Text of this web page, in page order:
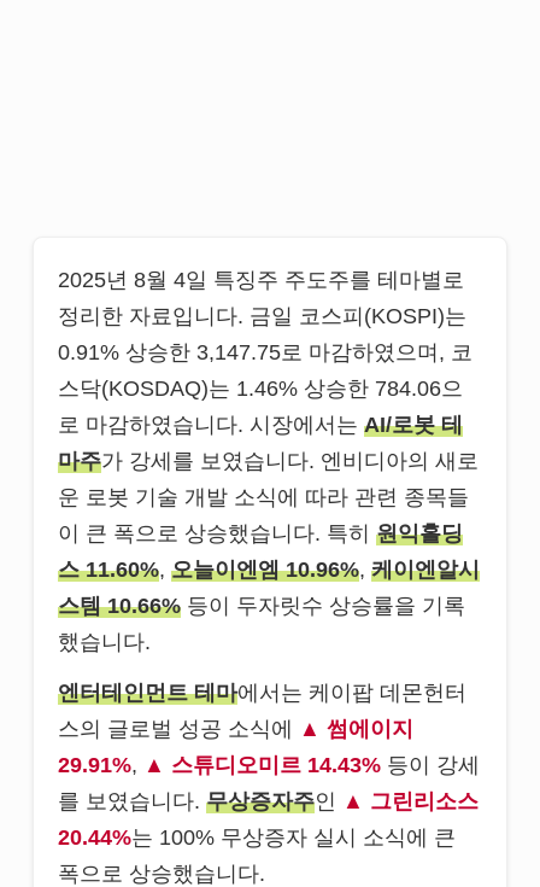
2025년 8월 4일 특징주 주도주를 테마별로
정리한 자료입니다. 금일 코스피(KOSPI)는
0.91% 상승한 3,147.75로 마감하였으며, 코
스닥(KOSDAQ)는 1.46% 상승한 784.06으
로 마감하였습니다. 시장에서는 AI/로봇 테
마주가 강세를 보였습니다. 엔비디아의 새로
운 로봇 기술 개발 소식에 따라 관련 종목들
이 큰 폭으로 상승했습니다. 특히 원익홀딩
스 11.60%, 오늘이엔엠 10.96%, 케이엔알시
스템 10.66% 등이 두자릿수 상승률을 기록
했습니다.
엔터테인먼트 테마에서는 케이팝 데몬헌터
스의 글로벌 성공 소식에
썸에이지
29.91%, 스튜디오미르 14.43% 등이 강세
를 보였습니다. 무상증자주인
그린리소스
20.44%는 100% 무상증자 실시 소식에 큰
폭으로 상승했습니다.